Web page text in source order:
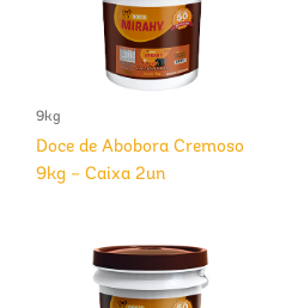
9kg
Doce de Abobora Cremoso
9kg – Caixa 2un